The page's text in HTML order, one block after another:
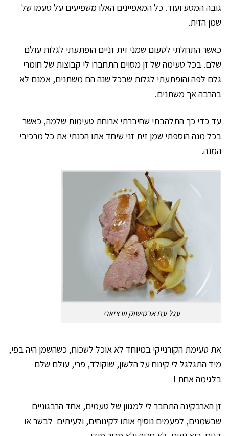
גובה המטע ועוד. כל המאפיינים האלו משפיעים על טעמו של
שמן הזית.
כאשר התחלתי לטעום שמני זית זניים הופתעתי לגלות עולם
שלם. בכל טעימה של זן מסוים התחברו לי קבוצות של חומרי
גלם לפה והופתעתי לגלות שבכל שנה הם משתנים, אמנם לא
בהרבה אך משתנים.
עד כדי כך התלהבתי שחיברתי ארוחת טעימות שלמה, כאשר
בכל מנה הוספתי שמן זית זני שיחד אתו הכנתי את כל מרכיבי
המנה.
עגל עם ארטישוק וונציאני
את טעימת הקורנייקי במיוחד לא אוכל לשכוח, כשהשמן היה בפי,
מיד התגלגל לי קינוח על הלשון, שוקולד, פרי, עולם שלם
בלגימה אחת !
זן הארבקינה התחבר לי למגוון של טעמים, אחד הרבגוניים
שבשמנים, לפעמים נוסיף אותו לקינוחים, ולעיתים לבשר או